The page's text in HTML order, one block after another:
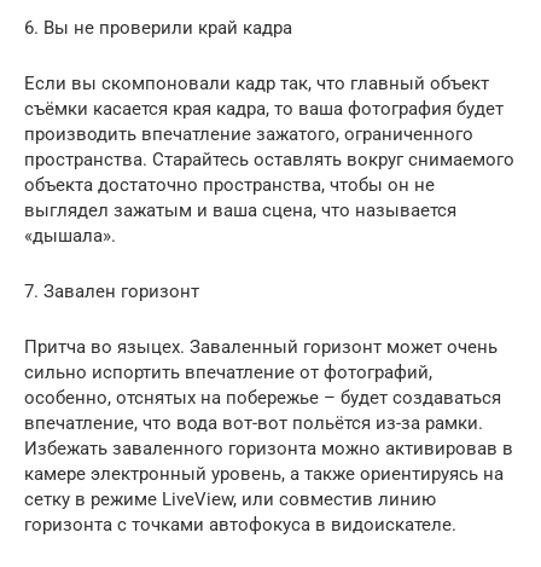
6. Вы не проверили край кадра
Если вы скомпоновали кадр так, что главный объект
съёмки касается края кадра, то ваша фотография будет
производить впечатление зажатого, ограниченного
пространства. Старайтесь оставлять вокруг снимаемого
объекта достаточно пространства, чтобы он не
выглядел зажатым и ваша сцена, что называется
«дышала».
7. Завален горизонт
Притча во языцех. Заваленный горизонт может очень
сильно испортить впечатление от фотографий,
особенно, отснятых на побережье – будет создаваться
впечатление, что вода вот-вот польётся из-за рамки.
Избежать заваленного горизонта можно активировав в
камере электронный уровень, а также ориентируясь на
сетку в режиме LiveView, или совместив линию
горизонта с точками автофокуса в видоискателе.